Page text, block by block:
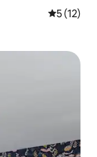
5 de uma
5 (12)